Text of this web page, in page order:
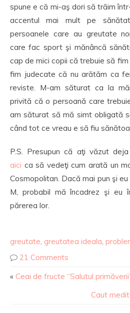
spune e că mi-aş dori să trăim
accentul mai mult pe
persoanele care au greutate
care fac sport şi mănâncă
cap de mici copii că trebuie să
fim judecate că nu arătăm ca
reviste. M-am săturat ca la
privită că o persoană care
am săturat să mă simt obligată
când tot ce vreau e să fiu
P.S. Presupun că aţi văzut
aici ca să vedeţi cum arată un
Cosmopolitan. Dacă mai pun şi
M, probabil mă încadrez şi eu
părerea lor.
greutate, greutatea ideala,
21 Comments
« Ceai de fructe “Salutul
Caut